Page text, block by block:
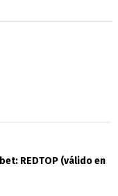
REDTOP (válido en